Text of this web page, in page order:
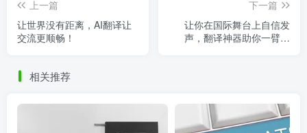
上一篇
让世界没有距离，AI翻译让
交流更顺畅！
下一篇
让你在国际舞台上自信发
声，翻译神器助你一臂之
相关推荐